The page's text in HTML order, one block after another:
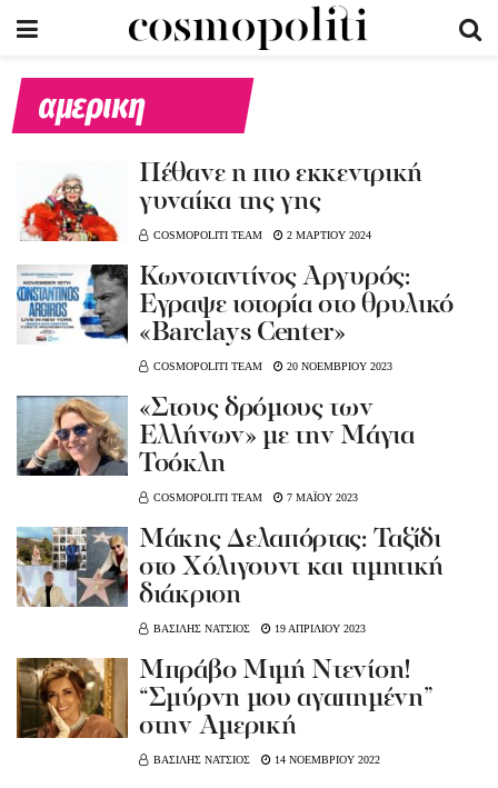
αμερικη
Πέθανε η πιο εκκεντρική
γυναίκα της γης
COSMOPOLITI TEAM 2 ΜΑΡΤΙΟΥ 2024
Κωνσταντίνος Αργυρός:
Έγραψε ιστορία στο θρυλικό
«Barclays Center»
COSMOPOLITI TEAM 20 ΝΟΕΜΒΡΙΟΥ 2023
«Στους δρόμους των
Ελλήνων» με την Μάγια
Τσόκλη
COSMOPOLITI TEAM 7 ΜΑΪΟΥ 2023
Μάκης Δελαπόρτας: Ταξίδι
στο Χόλιγουντ και τιμητική
διάκριση
ΒΑΣΙΛΗΣ ΝΑΤΣΙΟΣ 19 ΑΠΡΙΛΙΟΥ 2023
Μπράβο Μιμή Ντενίση!
“Σμύρνη μου αγαπημένη”
στην Αμερική
ΒΑΣΙΛΗΣ ΝΑΤΣΙΟΣ 14 ΝΟΕΜΒΡΙΟΥ 2022